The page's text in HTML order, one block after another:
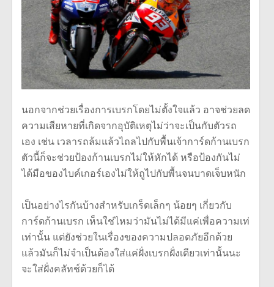
นอกจากช่วยเรื่องการเบรกโดยไม่ตั้งใจแล้ว อาจช่วยลด
ความเสียหายที่เกิดจากอุบัติเหตุไม่ว่าจะเป็นกับตัวรถ
เอง เช่น เวลารถล้มแล้วไถลไปกับพื้นเจ้าการ์ดก้านเบรก
ตัวนี้ก็จะช่วยป้องก้านเบรกไม่ให้หักได้ หรือป้องกันไม่
ได้มือของไบค์เกอร์เองไม่ให้ถูไปกับพื้นจนบาดเจ็บหนัก
เป็นอย่างไรกันบ้างสำหรับเกร็ดเล็กๆ น้อยๆ เกี่ยวกับ
การ์ดก้านเบรก เห็นใช่ไหมว่ามันไม่ได้มีแค่เพื่อความเท่
เท่านั้น แต่ยังช่วยในเรื่องของความปลอดภัยอีกด้วย
แล้วมันก็ไม่จำเป็นต้องใส่แค่ฝั่งเบรกฝั่งเดียวเท่านั้นนะ
จะใส่ฝั่งคลัทช์ด้วยก็ได้